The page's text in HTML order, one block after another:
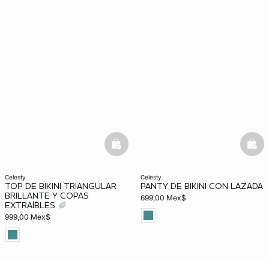
celesty
TOP DE BIKINI TRIANGULAR
BRILLANTE Y COPAS
EXTRAÍBLES
999,00 Mex$
basketfull
celesty
PANTY DE BIKINI CON LAZADA
699,00 Mex$